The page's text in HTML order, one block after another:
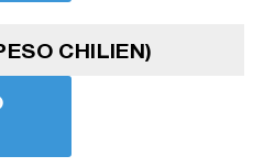
CHILIEN)